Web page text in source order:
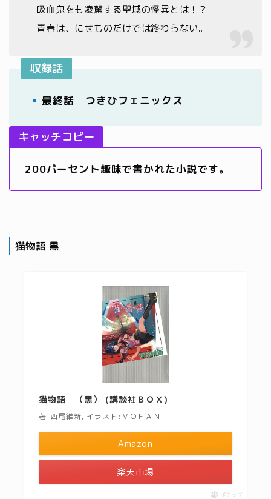
吸血鬼をも凌駕する聖域の怪異とは！？
青春は、 にせもの
・・・・
だけでは終わらない。
収録話
最終話 つきひフェニックス
キャッチコピー
200パーセント趣味で書かれた小説です。
猫物語 黒
猫物語 （黒） (講談社ＢＯＸ)
著:西尾維新, イラスト:ＶＯＦＡＮ
Amazon
楽天市場
ポチップ